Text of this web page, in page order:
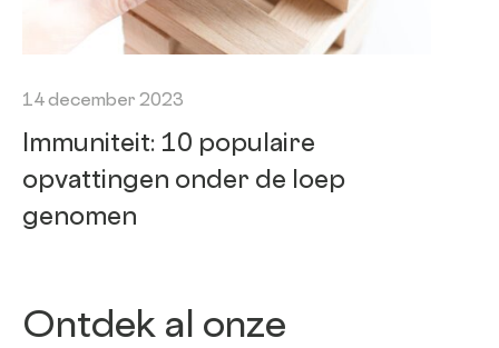
14 december 2023
Immuniteit: 10 populaire
opvattingen onder de loep
genomen
Ontdek al onze